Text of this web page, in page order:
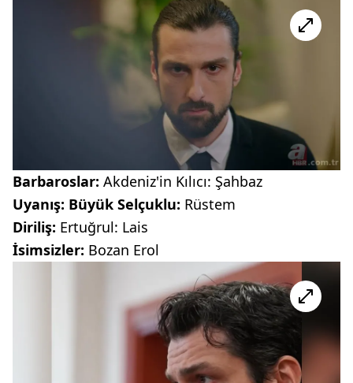
Barbaroslar: Akdeniz'in Kılıcı: Şahbaz
Uyanış: Büyük Selçuklu: Rüstem
Diriliş: Ertuğrul: Lais
İsimsizler: Bozan Erol